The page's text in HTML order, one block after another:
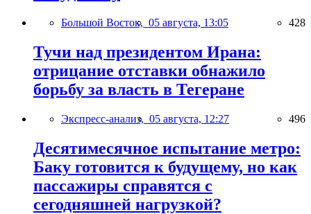
Большой Восток, 05 августа, 13:05 428
Тучи над президентом Ирана:
отрицание отставки обнажило
борьбу за власть в Тегеране
Экспресс-анализ, 05 августа, 12:27 496
Десятимесячное испытание метро:
Баку готовится к будущему, но как
пассажиры справятся с
сегодняшней нагрузкой?